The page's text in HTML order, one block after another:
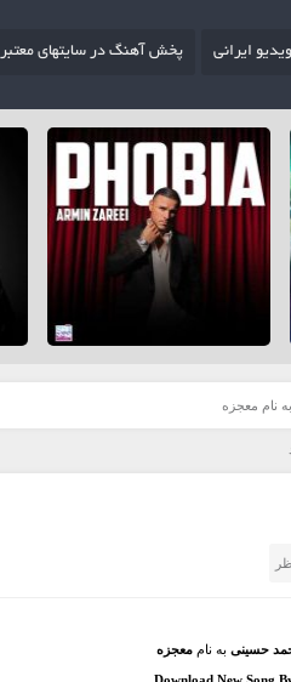
ایرانی پخش آهنگ در سایتهای معتبر
نام معجزه
حسینی به ناممعجزه